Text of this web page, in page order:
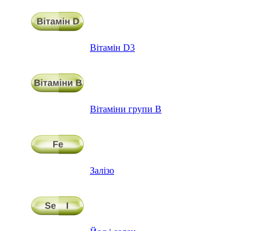
Вітамін D3
Вітаміни групи В
Залізо